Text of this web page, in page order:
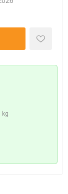
kg